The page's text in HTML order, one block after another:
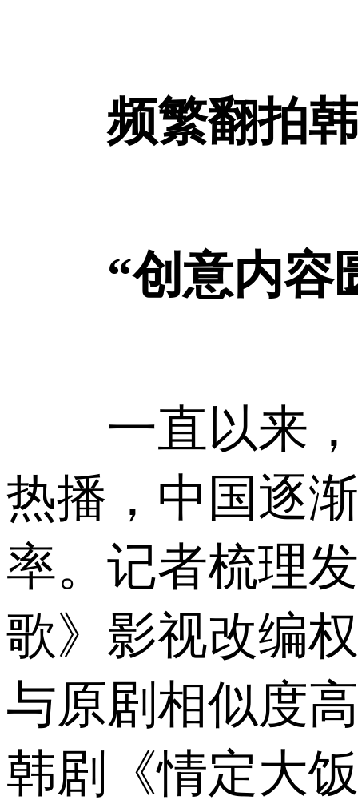
频繁翻拍
“创意内容匮
一直以来，
热播，中国逐
率。记者梳理
歌》影视改编
与原剧相似度
韩剧《情定大